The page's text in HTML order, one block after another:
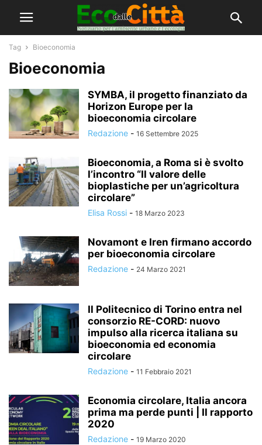
Tag Bioeconomia
Bioeconomia
SYMBA, il progetto finanziato da
Horizon Europe per la
bioeconomia circolare
Redazione - 16 Settembre 2025
Bioeconomia, a Roma si è svolto
l’incontro “Il valore delle
bioplastiche per un’agricoltura
circolare”
Elisa Rossi - 18 Marzo 2023
Novamont e Iren firmano accordo
per bioeconomia circolare
Redazione - 24 Marzo 2021
Il Politecnico di Torino entra nel
consorzio RE-CORD: nuovo
impulso alla ricerca italiana su
bioeconomia ed economia
circolare
Redazione - 11 Febbraio 2021
Economia circolare, Italia ancora
prima ma perde punti | Il rapporto
2020
Redazione - 19 Marzo 2020